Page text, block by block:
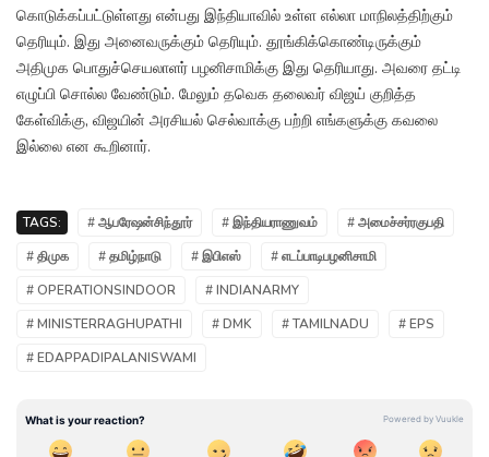
கொடுக்கப்பட்டுள்ளது என்பது இந்தியாவில் உள்ள எல்லா மாநிலத்திற்கும்
தெரியும். இது அனைவருக்கும் தெரியும். தூங்கிக்கொண்டிருக்கும்
அதிமுக பொதுச்செயலாளர் பழனிசாமிக்கு இது தெரியாது. அவரை தட்டி
எழுப்பி சொல்ல வேண்டும். மேலும் தவெக தலைவர் விஜய் குறித்த
கேள்விக்கு, விஜயின் அரசியல் செல்வாக்கு பற்றி எங்களுக்கு கவலை
இல்லை என கூறினார்.
TAGS: # ஆபரேஷன்சிந்தூர் # இந்தியராணுவம்
# அமைச்சர்ரகுபதி
# திமுக
# தமிழ்நாடு # இபிஎஸ்
# எடப்பாடிபழனிசாமி
# OPERATIONSINDOOR
# INDIANARMY
# MINISTERRAGHUPATHI
# DMK # TAMILNADU
# EPS
# EDAPPADIPALANISWAMI